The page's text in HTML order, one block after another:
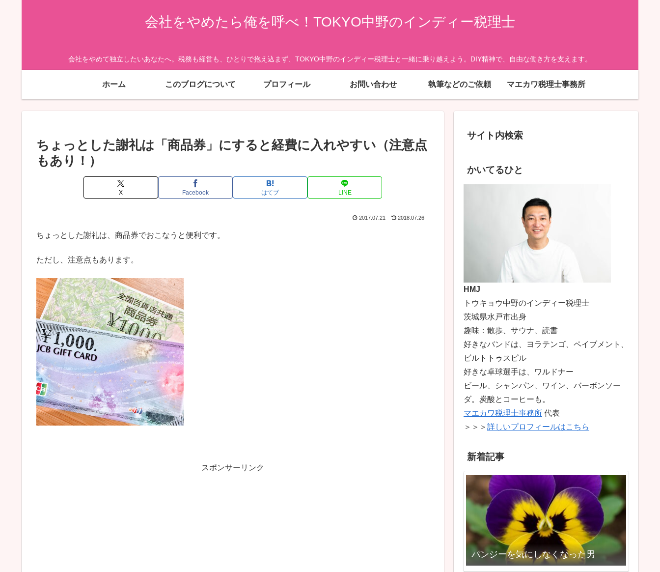
会社をやめたら俺を呼べ！TOKYO中野のインディー税理士
会社をやめて独立したいあなたへ。税務も経営も、ひとりで抱え込まず、TOKYO中野のインディー税理士と一緒に乗り越えよう。DIY精神で、自由な働き方を支えます。
ホーム このブログについて プロフィール お問い合わせ 執筆などのご依頼 マエカワ税理士事務所
ちょっとした謝礼は「商品券」にすると経費に入れやすい（注意点
もあり！）
X Facebook はてブ LINE
2017.07.21 2018.07.26
ちょっとした謝礼は、商品券でおこなうと便利です。
ただし、注意点もあります。
スポンサーリンク
サイト内検索
かいてるひと
HMJ
トウキョウ中野のインディー税理士
茨城県水戸市出身
趣味：散歩、サウナ、読書
好きなバンドは、ヨラテンゴ、ペイブメント、
ビルトトゥスピル
好きな卓球選手は、ワルドナー
ビール、シャンパン、ワイン、バーボンソー
ダ。炭酸とコーヒーも。
マエカワ税理士事務所 代表
＞＞＞ 詳しいプロフィールはこちら
新着記事
パンジーを気にしなくなった男